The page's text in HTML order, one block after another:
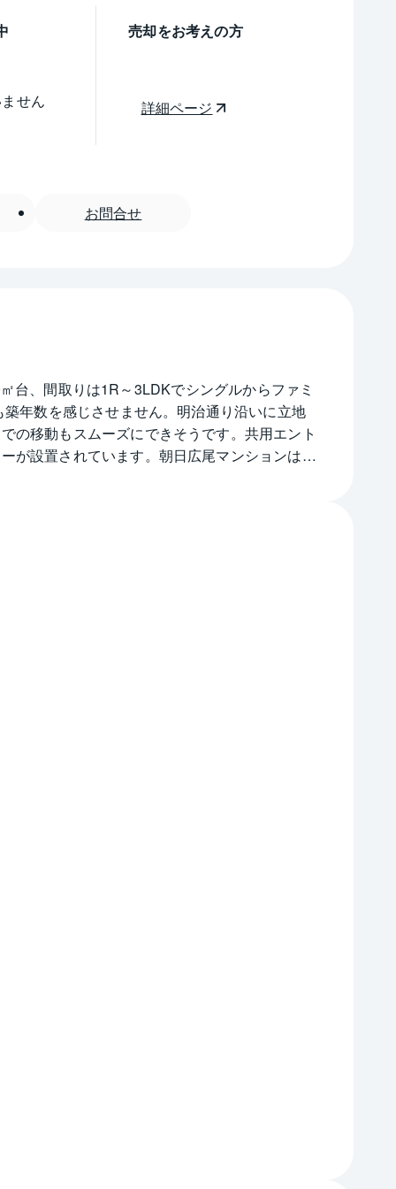
せん
売却をお考えの方
詳細ページ
お問合せ
台、間取りは1R～3LDKでシングルからファミ
年数を感じさせません。明治通り沿いに立地
の移動もスムーズにできそうです。共用エント
が設置されています。朝日広尾マンションは